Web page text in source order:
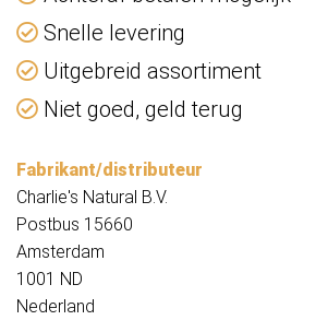
Snelle levering
Uitgebreid assortiment
Niet goed, geld terug
Fabrikant/distributeur
Charlie's Natural B.V.
Postbus 15660
Amsterdam
1001 ND
Nederland